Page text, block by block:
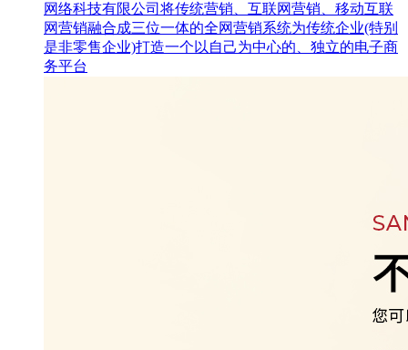
网络科技有限公司将传统营销、互联网营销、移动互联
网营销融合成三位一体的全网营销系统为传统企业(特别
是非零售企业)打造一个以自己为中心的、独立的电子商
务平台